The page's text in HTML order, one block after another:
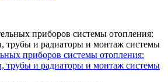
приборов системы отопления:
трубы и радиаторы и монтаж системы